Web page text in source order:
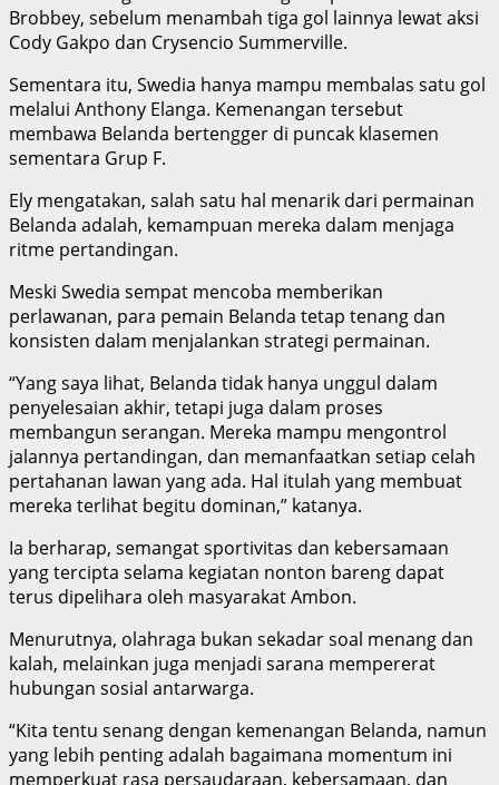
Brobbey, sebelum menambah tiga gol lainnya lewat aksi
Cody Gakpo dan Crysencio Summerville.
Sementara itu, Swedia hanya mampu membalas satu gol
melalui Anthony Elanga. Kemenangan tersebut
membawa Belanda bertengger di puncak klasemen
sementara Grup F.
Ely mengatakan, salah satu hal menarik dari permainan
Belanda adalah, kemampuan mereka dalam menjaga
ritme pertandingan.
Meski Swedia sempat mencoba memberikan
perlawanan, para pemain Belanda tetap tenang dan
konsisten dalam menjalankan strategi permainan.
“Yang saya lihat, Belanda tidak hanya unggul dalam
penyelesaian akhir, tetapi juga dalam proses
membangun serangan. Mereka mampu mengontrol
jalannya pertandingan, dan memanfaatkan setiap celah
pertahanan lawan yang ada. Hal itulah yang membuat
mereka terlihat begitu dominan,” katanya.
Ia berharap, semangat sportivitas dan kebersamaan
yang tercipta selama kegiatan nonton bareng dapat
terus dipelihara oleh masyarakat Ambon.
Menurutnya, olahraga bukan sekadar soal menang dan
kalah, melainkan juga menjadi sarana mempererat
hubungan sosial antarwarga.
“Kita tentu senang dengan kemenangan Belanda, namun
yang lebih penting adalah bagaimana momentum ini
memperkuat rasa persaudaraan, kebersamaan, dan